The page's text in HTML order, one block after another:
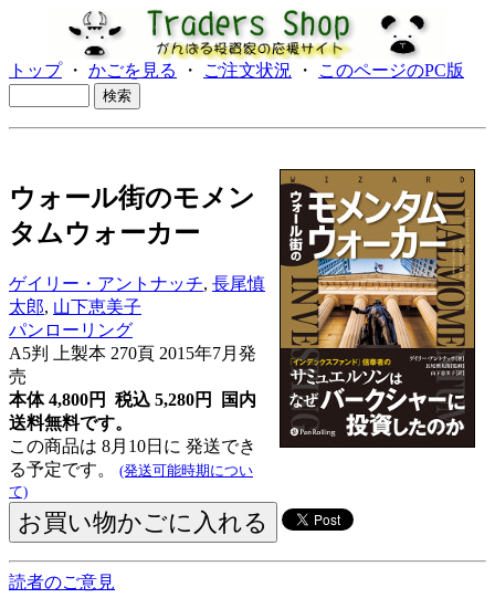
トップ・ かごを見る ・ ご注文状況 ・ このページのPC版
ウォール街のモメン
タムウォーカー
ゲイリー・アントナッチ, 長尾慎
太郎, 山下恵美子
パンローリング
A5判 上製本 270頁 2015年7月発
売
本体 4,800円 税込 5,280円
国内
送料無料です。
この商品は 8月10日に 発送でき
る予定です。 (発送可能時期につい
て)
読者のご意見